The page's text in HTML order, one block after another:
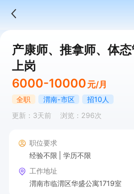
产康师、推拿师、体
上岗
6000-10000 元/月
全职 渭南-市区
招10人
更新：3天前
浏览：296次
职位要求
经验不限
学历不限
工作地址
渭南市临渭区华盛公寓1719室